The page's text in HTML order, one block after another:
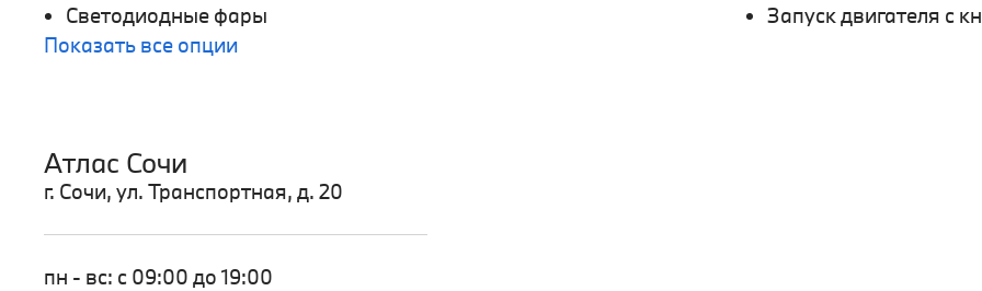
Светодиодные фары
Запуск двигателя с
Показать все опции
Атлас Сочи
г. Сочи, ул. Транспортная, д. 20
пн - вс: с 09:00 до 19:00